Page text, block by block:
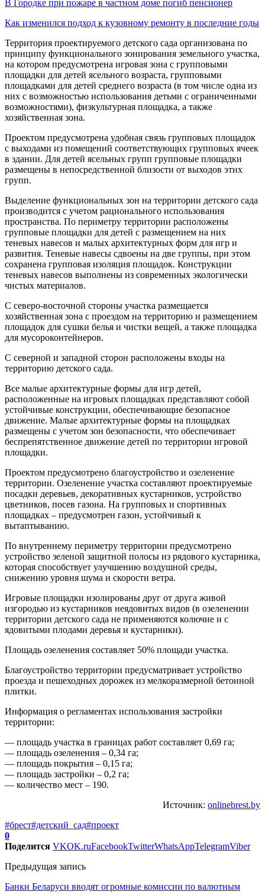
В Городке при пожаре в частном доме погиб пенсионер
Как изменился подход к кузовному ремонту в последние годы
Территория проектируемого детского сада организована по
принципу функционального зонирования земельного участка,
на котором предусмотрена игровая зона с групповыми
площадки для детей ясельного возраста, групповыми
площадками для детей среднего возраста (в том числе одна из
них с возможностью использования детьми с ограниченными
возможностями), физкультурная площадка, а также
хозяйственная зона.
Проектом предусмотрена удобная связь групповых площадок
с выходами из помещений соответствующих групповых ячеек
в здании. Для детей ясельных групп групповые площадки
размещены в непосредственной близости от выходов этих
групп.
Выделение функциональных зон на территории детского сада
производится с учетом рационального использования
пространства. По периметру территории расположены
групповые площадки для детей с размещением на них
теневых навесов и малых архитектурных форм для игр и
развития. Теневые навесы сдвоены на две группы, при этом
сохранена групповая изоляция площадок. Конструкции
теневых навесов выполнены из современных экологически
чистых материалов.
С северо-восточной стороны участка размещается
хозяйственная зона с проездом на территорию и размещением
площадок для сушки белья и чистки вещей, а также площадка
для мусороконтейнеров.
С северной и западной сторон расположены входы на
территорию детского сада.
Все малые архитектурные формы для игр детей,
расположенные на игровых площадках представляют собой
устойчивые конструкции, обеспечивающие безопасное
движение. Малые архитектурные формы на площадках
размещены с учетом зон безопасности, что обеспечивает
беспрепятственное движение детей по территории игровой
площадки.
Проектом предусмотрено благоустройство и озеленение
территории. Озеленение участка составляют проектируемые
посадки деревьев, декоративных кустарников, устройство
цветников, посев газона. На групповых и спортивных
площадках – предусмотрен газон, устойчивый к
вытаптыванию.
По внутреннему периметру территории предусмотрено
устройство зеленой защитной полосы из рядового кустарника,
которая способствует улучшению воздушной среды,
снижению уровня шума и скорости ветра.
Игровые площадки изолированы друг от друга живой
изгородью из кустарников неядовитых видов (в озеленении
территории детского сада не применяются колючие и с
ядовитыми плодами деревья и кустарники).
Площадь озеленения составляет 50% площади участка.
Благоустройство территории предусматривает устройство
проезда и пешеходных дорожек из мелкоразмерной бетонной
плитки.
Информация о регламентах использования застройки
территории:
— площадь участка в границах работ составляет 0,69 га;
— площадь озеленения – 0,34 га;
— площадь покрытия – 0,15 га;
— площадь застройки – 0,2 га;
— количество мест – 190.
Источник: onlinebrest.by
#брест#детский_сад#проект
0
Поделится VKOK.ruFacebookTwitterWhatsAppTelegramViber
Предыдущая запись
Банки Беларуси вводят огромные комиссии по валютным